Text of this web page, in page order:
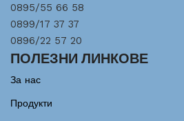
0895/55 66 58
0899/17 37 37
0896/22 57 20
ПОЛЕЗНИ ЛИНКОВЕ
За нас
Продукти